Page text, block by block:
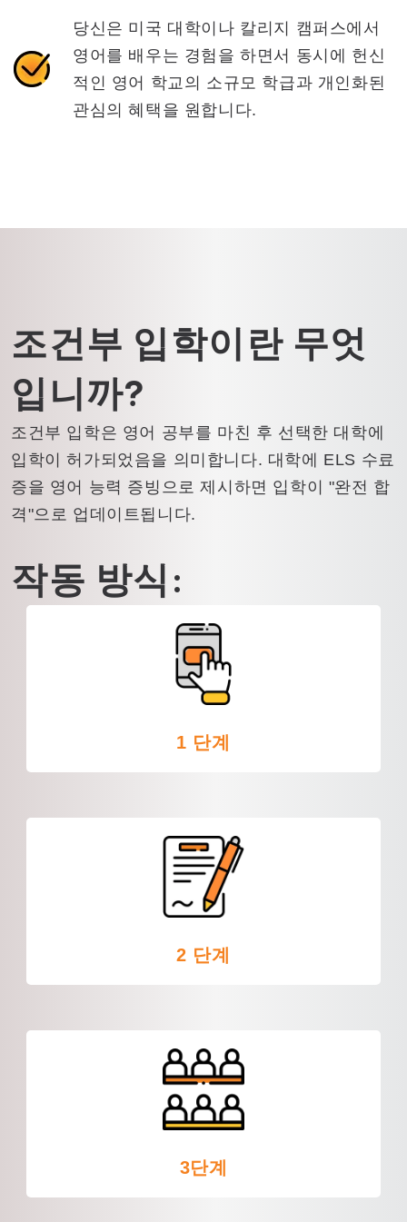
당신은 미국 대학이나 칼리지 캠퍼스에서
영어를 배우는 경험을 하면서 동시에 헌신
적인 영어 학교의 소규모 학급과 개인화된
관심의 혜택을 원합니다.
조건부 입학이란 무엇
입니까?
조건부 입학은 영어 공부를 마친 후 선택한 대학에
입학이 허가되었음을 의미합니다. 대학에 ELS 수료
증을 영어 능력 증빙으로 제시하면 입학이 "완전 합
격"으로 업데이트됩니다.
작동 방식:
1 단계
2 단계
3단계